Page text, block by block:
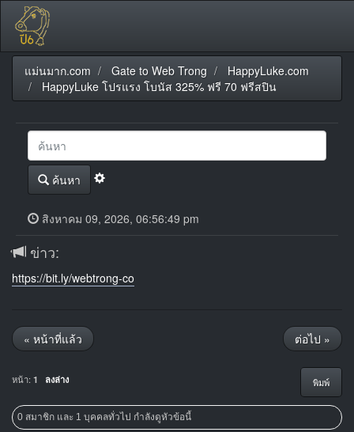
แม่นมาก.com Gate to Web Trong
HappyLuke.com
HappyLuke โปรแรง โบนัส 325% ฟรี 70 ฟรีสปิน
ค้นหา
สิงหาคม 09, 2026, 06:56:49 pm
ข่าว:
https://bit.ly/webtrong-co
« หน้าที่แล้ว ต่อไป »
พิมพ์
หน้า: 1 ลงล่าง
0 สมาชิก และ 1 บุคคลทั่วไป กำลังดูหัวข้อนี้